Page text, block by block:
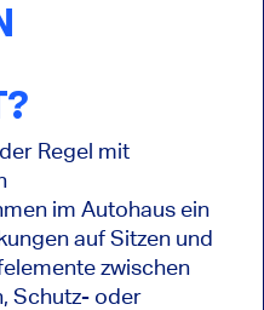
Regel mit
im Autohaus ein
auf Sitzen und
zwischen
Schutz- oder